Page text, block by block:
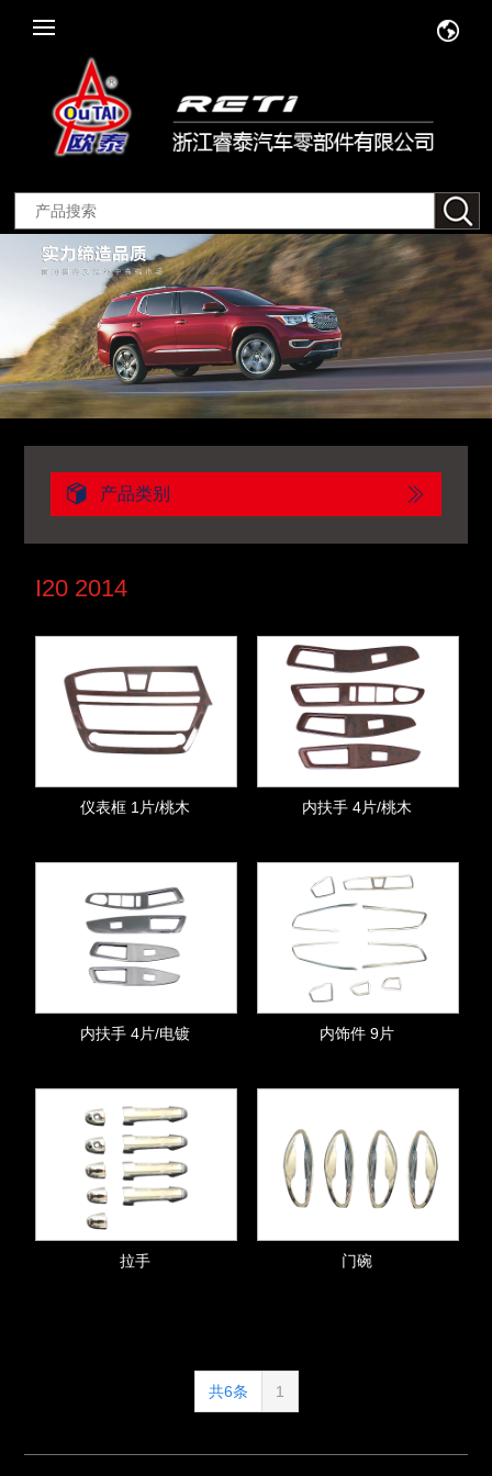
产品类别
I20 2014
仪表框 1片/桃木 内扶手 4片/桃木
内扶手 4片/电镀 内饰件 9片
拉手 门碗
共6条 1